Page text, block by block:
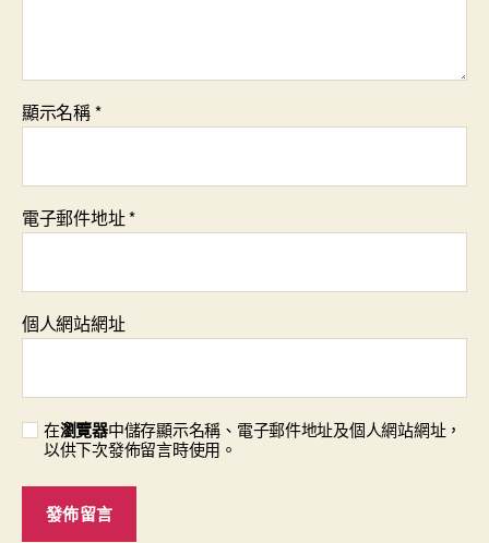
顯示名稱*
電子郵件地址*
個人網站網址
在瀏覽器中儲存顯示名稱、電子郵件地址及個人網站網址，
以供下次發佈留言時使用。